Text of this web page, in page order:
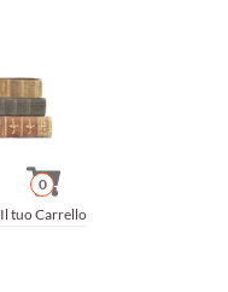
Il tuo Carrello
0